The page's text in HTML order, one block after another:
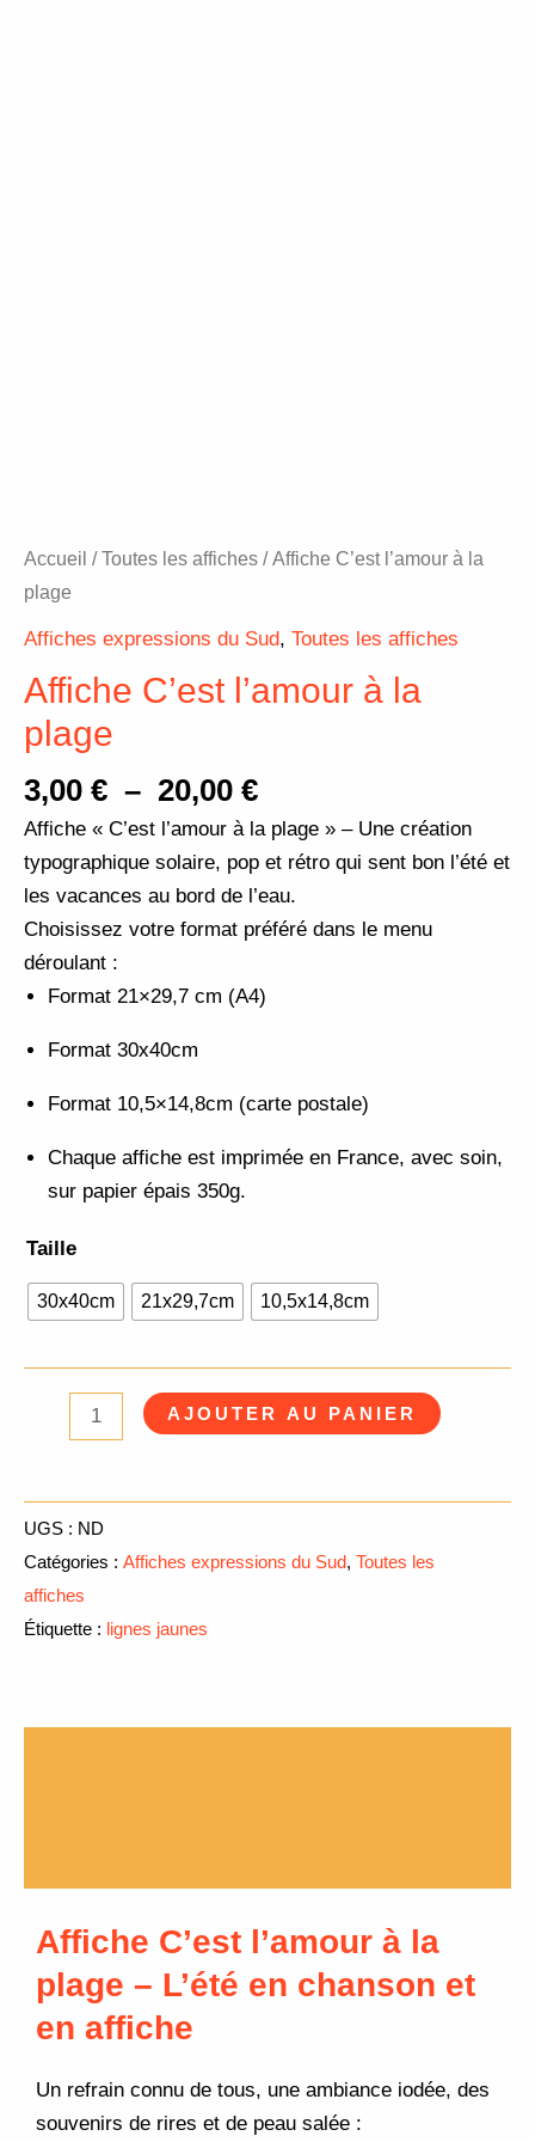
Accueil /Toutes les affiches / Affiche C’est l’amour à la
plage
Affiches expressions du Sud, Toutes les affiches
Affiche C’est l’amour à la
plage
3,00 € – 20,00 €
Affiche « C’est l’amour à la plage » – Une création
typographique solaire, pop et rétro qui sent bon l’été et
les vacances au bord de l’eau.
Choisissez votre format préféré dans le menu
déroulant :
Format 21×29,7 cm (A4)
Format 30x40cm
Format 10,5×14,8cm (carte postale)
Chaque affiche est imprimée en France, avec soin,
sur papier épais 350g.
Taille
30x40cm 21x29,7cm 10,5x14,8cm
AJOUTER AU PANIER
UGS : ND
Catégories : Affiches expressions du Sud, Toutes les
affiches
Étiquette : lignes jaunes
Affiche C’est l’amour à la
plage – L’été en chanson et
en affiche
Un refrain connu de tous, une ambiance iodée, des
souvenirs de rires et de peau salée :